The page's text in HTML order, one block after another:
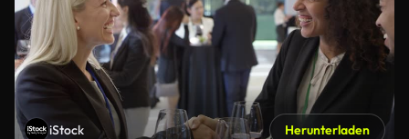
iStock Herunterladen